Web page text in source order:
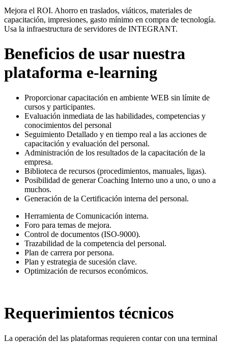
Mejora el ROI. Ahorro en traslados, viáticos, materiales de
capacitación, impresiones, gasto mínimo en compra de tecnología.
Usa la infraestructura de servidores de INTEGRANT.
Beneficios de usar nuestra
plataforma e-learning
Proporcionar capacitación en ambiente WEB sin límite de
cursos y participantes.
Evaluación inmediata de las habilidades, competencias y
conocimientos del personal
Seguimiento Detallado y en tiempo real a las acciones de
capacitación y evaluación del personal.
Administración de los resultados de la capacitación de la
empresa.
Biblioteca de recursos (procedimientos, manuales, ligas).
Posibilidad de generar Coaching Interno uno a uno, o uno a
muchos.
Generación de la Certificación interna del personal.
Herramienta de Comunicación interna.
Foro para temas de mejora.
Control de documentos (ISO-9000).
Trazabilidad de la competencia del personal.
Plan de carrera por persona.
Plan y estrategia de sucesión clave.
Optimización de recursos económicos.
Requerimientos técnicos
La operación del las plataformas requieren contar con una terminal